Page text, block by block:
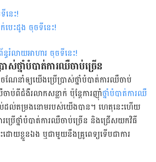
នេះ!
បេះដូង ចុចទីនេះ!
រំលាយអាហារ ចុចទីនេះ!
ស់​ថ្នាំ​បំបាត់​ការ​ឈឺចាប់ច្រើន
ែនាំ​ឲ្យ​យើង​ប្រើប្រាស់​ថ្នាំ​បំបាត់​ការ​ឈឺចាប់​​
ាប់​ពី​ជំងឺ​រលាក​សន្លាក់​ ប៉ុន្តែ​ការ​ញ៉ាំ​ថ្នាំ​បំបាត់​ការ​ឈឺ
ល់​ដល់​តម្រង​នោម​របស់​យើង​បាន​។ ហេតុ​នេះ​ហើយ
រ​ប្រើ​ថ្នាំ​បំបាត់​ការ​ឈឺចាប់ច្រើន​ និង​ជ្រើស​យក​វិធី
ះ​ដោយ​ខ្លួន​ឯង ឬ​ជាមួយ​នឹង​គ្រូពេទ្យ​ទើប​ជា​ការ​